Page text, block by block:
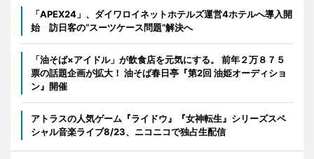
「APEX24」、ダイワロイネットホテルズ運営4ホテルへ導入開
始 訪日客の“スーツケース問題”解決へ
「油そば×アイドル」が飲食店を元気にする。 前年２万８７５
票の話題企画が拡大！ 油そば春日亭『第2回 油姫オーディショ
ン』開催
アトラスの人気ゲーム『ライドウ』『女神転生』シリーズスペ
シャル音楽ライブ8/23、ニコニコで独占生配信